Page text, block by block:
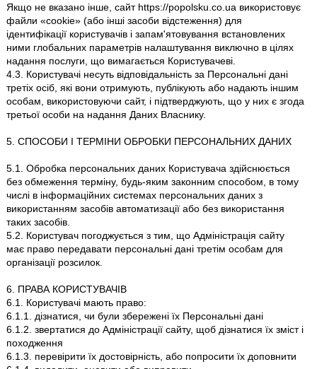
Якщо не вказано інше, сайт https://popolsku.co.ua використовує
файли «cookie» (або інші засоби відстеження) для
ідентифікації користувачів і запам'ятовування встановлених
ними глобальних параметрів налаштування виключно в цілях
надання послуги, що вимагається Користувачеві.
4.3. Користувачі несуть відповідальність за Персональні дані
третіх осіб, які вони отримують, публікують або надають іншим
особам, використовуючи сайт, і підтверджують, що у них є згода
третьої особи на надання Даних Власнику.
5. СПОСОБИ І ТЕРМІНИ ОБРОБКИ ПЕРСОНАЛЬНИХ ДАНИХ
5.1. Обробка персональних даних Користувача здійснюється
без обмеження терміну, будь-яким законним способом, в тому
числі в інформаційних системах персональних даних з
використанням засобів автоматизації або без використання
таких засобів.
5.2. Користувач погоджується з тим, що Адміністрація сайту
має право передавати персональні дані третім особам для
організації розсилок.
6. ПРАВА КОРИСТУВАЧІВ
6.1. Користувачі мають право:
6.1.1. дізнатися, чи були збережені їх Персональні дані
6.1.2. звертатися до Адміністрації сайту, щоб дізнатися їх зміст і
походження
6.1.3. перевірити їх достовірність, або попросити їх доповнити